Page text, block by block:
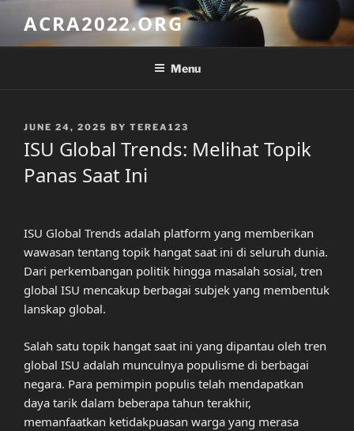
content
ACRA2022.ORG
Menu
POSTED
JUNE 24, 2025 BY TEREA123
ISU Global Trends: Melihat Topik
Panas Saat Ini
ISU Global Trends adalah platform yang memberikan
wawasan tentang topik hangat saat ini di seluruh dunia.
Dari perkembangan politik hingga masalah sosial, tren
global ISU mencakup berbagai subjek yang membentuk
lanskap global.
Salah satu topik hangat saat ini yang dipantau oleh tren
global ISU adalah munculnya populisme di berbagai
negara. Para pemimpin populis telah mendapatkan
daya tarik dalam beberapa tahun terakhir,
memanfaatkan ketidakpuasan warga yang merasa